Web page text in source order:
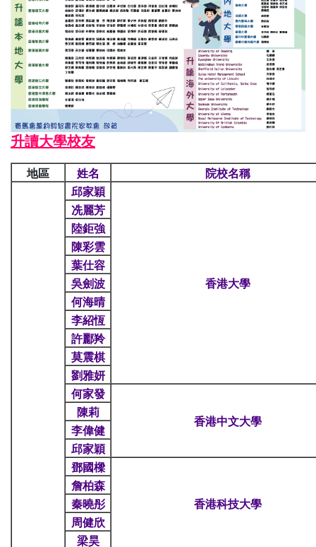
升讀大學校友
地區 姓名
院校名稱
邱家穎
香港大學
冼麗芳
陸鉅強
陳彩雲
葉仕容
吳劍波
何海晴
李紹恆
許酈羚
莫震棋
劉雅妍
何家發
香港中文大學
陳莉
李偉健
邱家穎
鄧國樑
香港科技大學
詹柏森
秦曉彤
周健欣
梁昊